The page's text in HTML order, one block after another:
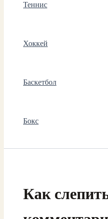
Теннис
Хоккей
Баскетбол
Бокс
Как